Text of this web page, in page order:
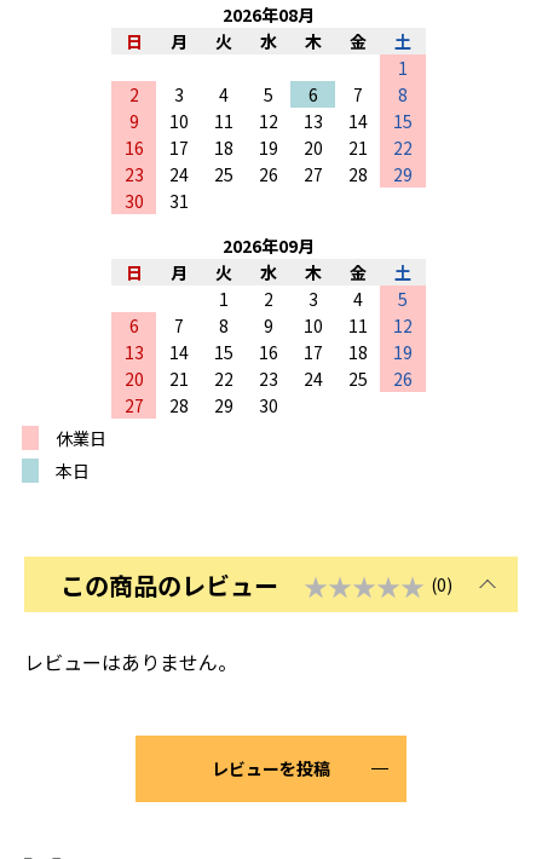
2026年08月
日
月 火 水 木 金
土
1
2
3 4 5 6 7
8
9
10 11 12 13 14
15
16
17 18 19 20 21
22
23
24 25 26 27 28
29
30
31
2026年09月
日
月 火 水 木 金
土
1
2 3 4
5
6
7 8 9 10 11
12
13
14 15 16 17 18
19
20
21 22 23 24 25
26
27
28 29
30
休業日
本日
この商品のレビュー ★★★★★ (0)
レビューはありません。
レビューを投稿